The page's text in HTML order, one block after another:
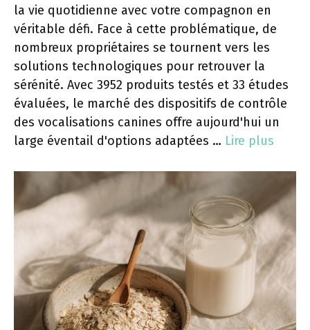
la vie quotidienne avec votre compagnon en
véritable défi. Face à cette problématique, de
nombreux propriétaires se tournent vers les
solutions technologiques pour retrouver la
sérénité. Avec 3952 produits testés et 33 études
évaluées, le marché des dispositifs de contrôle
des vocalisations canines offre aujourd'hui un
large éventail d'options adaptées … Lire plus